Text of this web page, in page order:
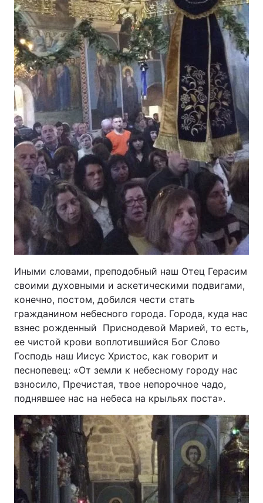
Иными словами, преподобный наш Отец Герасим
своими духовными и аскетическими подвигами,
конечно, постом, добился чести стать
гражданином небесного города. Города, куда нас
взнес рожденный Приснодевой Марией, то есть,
ее чистой крови воплотившийся Бог Слово
Господь наш Иисус Христос, как говорит и
песнопевец: «От земли к небесному городу нас
взносило, Пречистая, твое непорочное чадо,
поднявшее нас на небеса на крыльях поста».